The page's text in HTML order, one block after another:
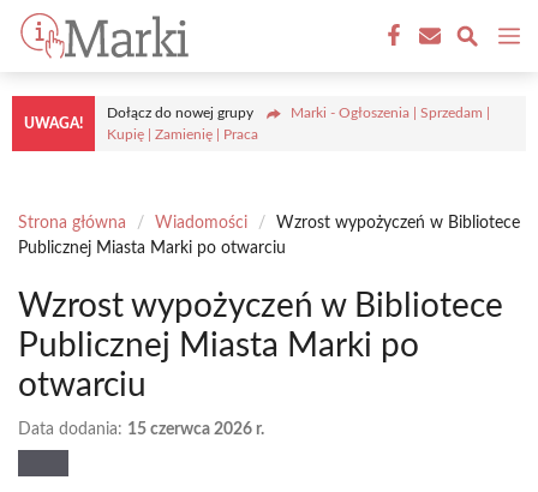
Przejdź
treści
UWAGA!
Dołącz do nowej grupy
Marki - Ogłoszenia | Sprzedam |
Kupię | Zamienię | Praca
Strona główna / Wiadomości /
Wzrost wypożyczeń w Bibliotece
Publicznej Miasta Marki po otwarciu
Wzrost wypożyczeń w Bibliotece
Publicznej Miasta Marki po
otwarciu
Data dodania: 15 czerwca 2026 r.